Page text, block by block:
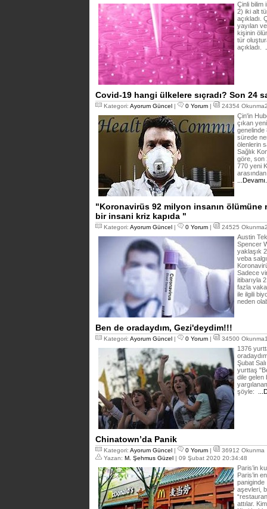
Çinli bilim
2) iki alt
açıkladı.
yayılan
kişinin
tür
açıkladı.
Covid-19 hangi ülkelere sıçradı? Son 24
Kategori: Ayorum Güncel | 0 Yorum | 24354
Çin'in
çıkan
genelinde
sürede
ölenlerin
Sağlık
göre, son
770 yeni
"Koronavirüs 92 milyon insanın ölümüne
bir insani kriz kapıda "
Kategori: Ayorum Güncel | 0 Yorum | 24525
Austin
Spencer
yaklaşık
veba
Sadece
itibarıyla
fazla
ile ilgili
neden
Ben de oradaydım, Gezi'deydim!!!
Kategori: Ayorum Güncel | 0 Yorum | 34500
1376
Şubat
yurttaş
dile gelen
şöyle:
Chinatown’da Panik
Kategori: Ayorum Güncel | 0 Yorum |
36912 Okunma
Yazan: M. Şehmus Güzel | 09 Şubat 2020 20:34:48
Paris’in
Paris’in
paniginde
aşevleri,
attılar.